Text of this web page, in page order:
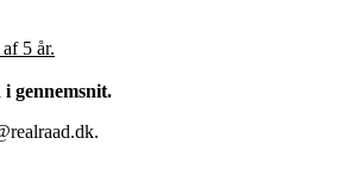
5 år.
gennemsnit.